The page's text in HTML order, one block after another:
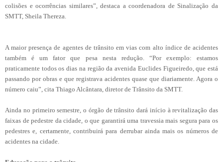
colisões e ocorrências similares”, destaca a coordenadora de Sinalização da
SMTT, Sheila Thereza.
A maior presença de agentes de trânsito em vias com alto índice de acidentes
também é um fator que pesa nesta redução. “Por exemplo: estamos
praticamente todos os dias na região da avenida Euclides Figueiredo, que está
passando por obras e que registrava acidentes quase que diariamente. Agora o
número caiu”, cita Thiago Alcântara, diretor de Trânsito da SMTT.
Ainda no primeiro semestre, o órgão de trânsito dará início à revitalização das
faixas de pedestre da cidade, o que garantirá uma travessia mais segura para os
pedestres e, certamente, contribuirá para derrubar ainda mais os números de
acidentes na cidade.